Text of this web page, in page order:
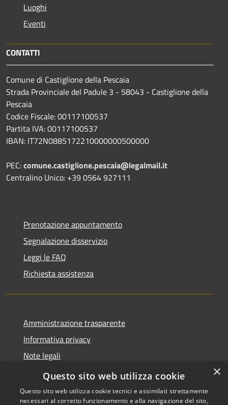
Luoghi
Eventi
CONTATTI
Comune di Castiglione della Pescaia
Strada Provinciale del Padule 3 - 58043 - Castiglione della
Pescaia
Codice Fiscale: 00117100537
Partita IVA: 00117100537
IBAN: IT72N0885172210000000500000
PEC:comune.castiglione.pescaia@legalmail.it
Centralino Unico: +39 0564 927111
Prenotazione appuntamento
Segnalazione disservizio
Leggi le FAQ
Richiesta assistenza
Amministrazione trasparente
Informativa privacy
Note legali
Dichiarazione di accessibilità
×
Questo sito web utilizza cookie
Questo sito web utilizza cookie tecnici e assimilati strettamente
necessari al corretto funzionamento e alla navigazione del sito,